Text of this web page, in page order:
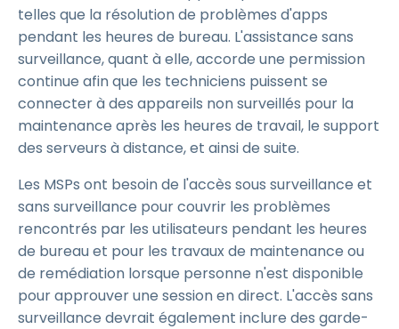
telles que la résolution de problèmes d'apps
pendant les heures de bureau. L'assistance sans
surveillance, quant à elle, accorde une permission
continue afin que les techniciens puissent se
connecter à des appareils non surveillés pour la
maintenance après les heures de travail, le support
des serveurs à distance, et ainsi de suite.
Les MSPs ont besoin de l'accès sous surveillance et
sans surveillance pour couvrir les problèmes
rencontrés par les utilisateurs pendant les heures
de bureau et pour les travaux de maintenance ou
de remédiation lorsque personne n'est disponible
pour approuver une session en direct. L'accès sans
surveillance devrait également inclure des garde-